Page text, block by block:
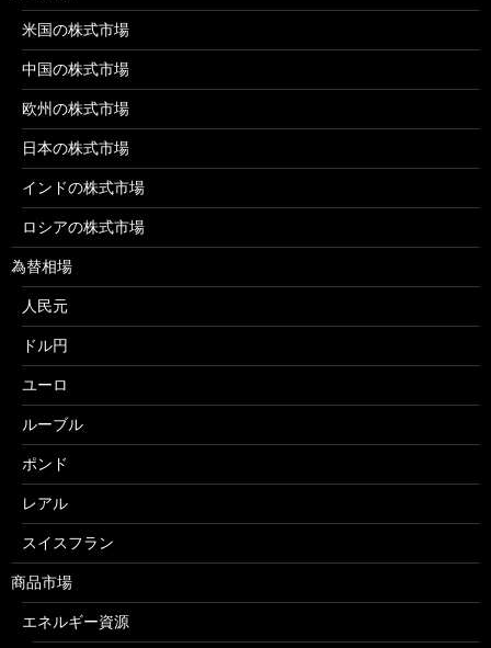
米国の株式市場
中国の株式市場
欧州の株式市場
日本の株式市場
インドの株式市場
ロシアの株式市場
為替相場
人民元
ドル円
ユーロ
ルーブル
ポンド
レアル
スイスフラン
商品市場
エネルギー資源